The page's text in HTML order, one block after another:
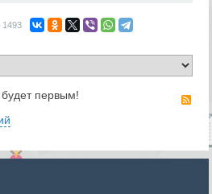
1493
первым!